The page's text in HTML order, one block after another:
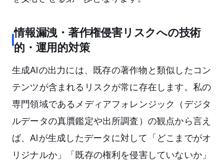
情報漏洩・著作権侵害リスクへの技術
的・運用的対策
生成AIの出力には、既存の著作物と類似したコン
テンツが含まれるリスクが常に存在します。私の
専門領域であるメディアフォレンジック（デジタ
ルデータの真贋鑑定や出所調査）の観点から言え
ば、AIが生成したデータに対して「どこまでがオ
リジナルか」「既存の権利を侵害していないか」